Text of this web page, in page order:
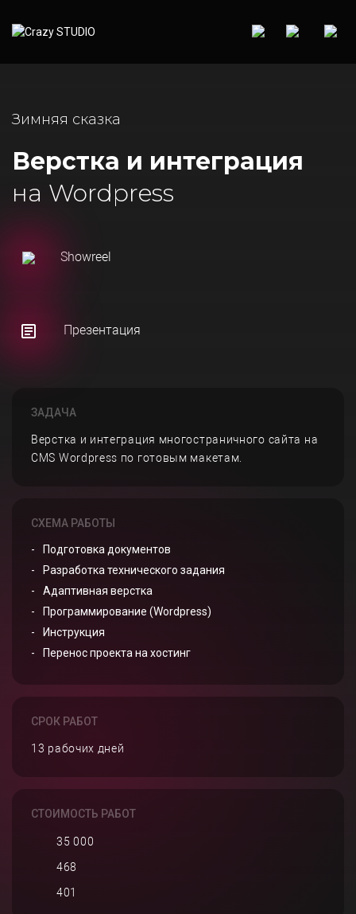
Зимняя сказка
Верстка и интеграция
на Wordpress
Showreel
Презентация
ЗАДАЧА
Верстка и интеграция многостраничного сайта на
CMS Wordpress по готовым макетам.
СХЕМА РАБОТЫ
Подготовка документов
Разработка технического задания
Адаптивная верстка
Программирование (Wordpress)
Инструкция
Перенос проекта на хостинг
СРОК РАБОТ
13 рабочих дней
СТОИМОСТЬ РАБОТ
35 000
468
401